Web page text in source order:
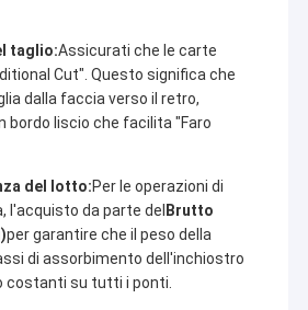
taglio:Assicurati che le carte
Cut". Questo significa che
dalla faccia verso il retro,
bordo liscio che facilita "Faro
del lotto:Per le operazioni di
l'acquisto da parte del Brutto
per garantire che il peso della
di assorbimento dell'inchiostro
costanti su tutti i ponti.